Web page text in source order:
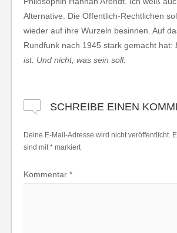
Alternative. Die Öffentlich-Rechtlichen
wieder auf ihre Wurzeln besinnen. Auf
Rundfunk nach 1945 stark gemacht hat:
ist. Und nicht, was sein soll.
SCHREIBE EINEN
Deine E-Mail-Adresse wird nicht veröffentlicht.
sind mit * markiert
Kommentar *